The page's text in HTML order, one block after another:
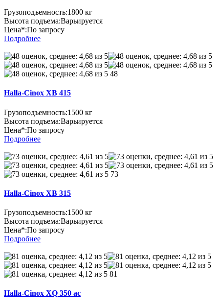
Грузоподъемность:1800 кг
Высота подъема:Варьируется
Цена*:По запросу
Подробнее
48
Halla-Cinox XB 415
Грузоподъемность:1500 кг
Высота подъема:Варьируется
Цена*:По запросу
Подробнее
73
Halla-Cinox XB 315
Грузоподъемность:1500 кг
Высота подъема:Варьируется
Цена*:По запросу
Подробнее
81
Halla-Cinox XQ 350 ac